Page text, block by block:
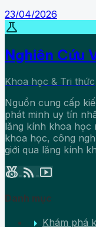
23/04/2026
science
Nghiên Cứu
Khoa học & Tri thức
Nguồn cung cấp
phát minh uy tín
lăng kính khoa học
khoa học, công
giới qua lăng kính
social_leaderboard rss_feed smart_display
Danh mục
arrow_right Khám phá